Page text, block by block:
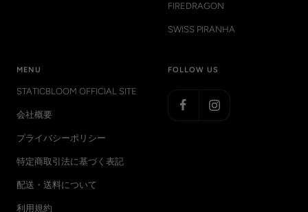
FIREDRAGON
SWISS PIRANHA
MENU
STATICBLOOM OFFICIAL SITE
会社概要
プライバシーポリシー
特定商取引法に基づく表記
配送・送料について
利用規約
FOLLOW US